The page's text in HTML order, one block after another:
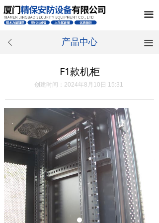
끀
F1款机柜
创建时间： 2024年8月10日 15:31
ꄴ 产品中心 끀